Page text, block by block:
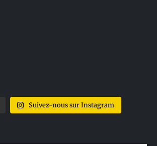
Suivez-nous sur Instagram